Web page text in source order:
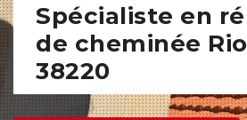
Spécialiste en
de cheminée
38220